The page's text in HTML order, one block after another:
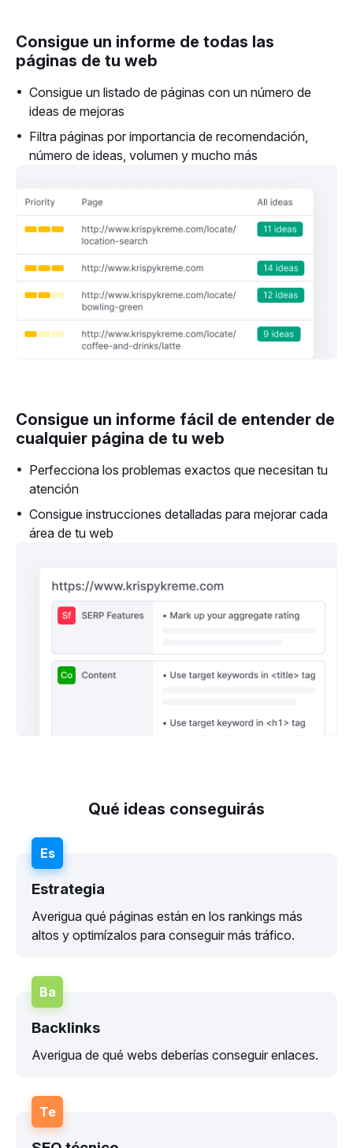
Consigue un informe de todas las
páginas de tu web
Consigue un listado de páginas con un número de
ideas de mejoras
Filtra páginas por importancia de recomendación,
número de ideas, volumen y mucho más
Consigue un informe fácil de entender de
cualquier página de tu web
Perfecciona los problemas exactos que necesitan tu
atención
Consigue instrucciones detalladas para mejorar cada
área de tu web
Qué ideas conseguirás
Es
Estrategia
Averigua qué páginas están en los rankings más
altos y optimízalos para conseguir más tráfico.
Ba
Backlinks
Averigua de qué webs deberías conseguir enlaces.
Te